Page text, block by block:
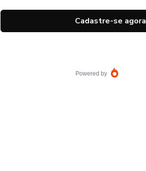
Cadastre-se agora
Powered by